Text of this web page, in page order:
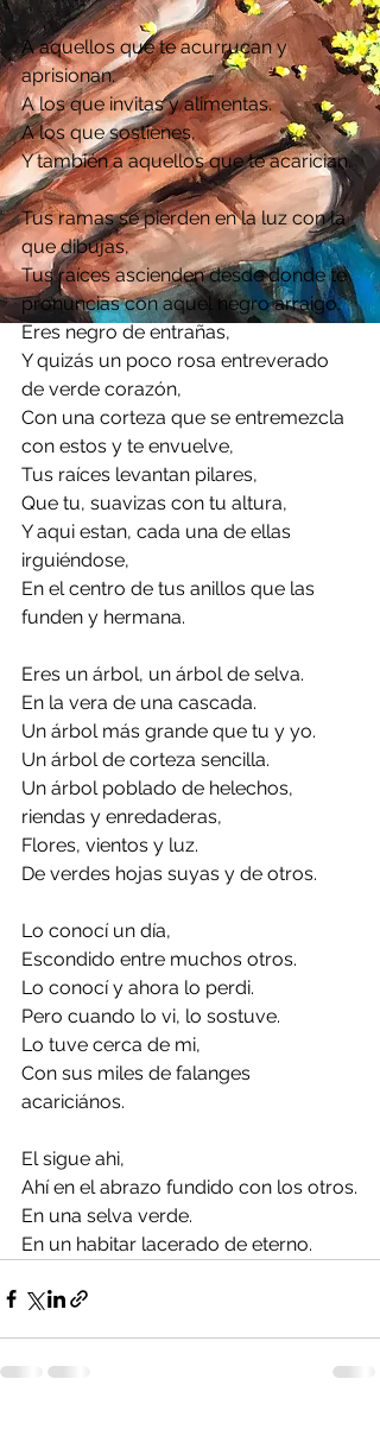
A aquellos que te acurrucan y
aprisionan.
A los que invitas y alimentas.
A los que sostienes,
Y también a aquellos que te acarician.
Tus ramas se pierden en la luz con la
que dibujas,
Tus raíces ascienden desde donde te
pronuncias con aquel negro arraigo.
Eres negro de entrañas,
Y quizás un poco rosa entreverado
de verde corazón,
Con una corteza que se entremezcla
con estos y te envuelve,
Tus raíces levantan pilares,
Que tu, suavizas con tu altura,
Y aqui estan, cada una de ellas
irguiéndose,
En el centro de tus anillos que las
funden y hermana.
Eres un árbol, un árbol de selva.
En la vera de una cascada.
Un árbol más grande que tu y yo.
Un árbol de corteza sencilla.
Un árbol poblado de helechos,
riendas y enredaderas,
Flores, vientos y luz.
De verdes hojas suyas y de otros.
Lo conocí un día,
Escondido entre muchos otros.
Lo conocí y ahora lo perdi.
Pero cuando lo vi, lo sostuve.
Lo tuve cerca de mi,
Con sus miles de falanges
acariciános.
El sigue ahi,
Ahí en el abrazo fundido con los otros.
En una selva verde.
En un habitar lacerado de eterno.